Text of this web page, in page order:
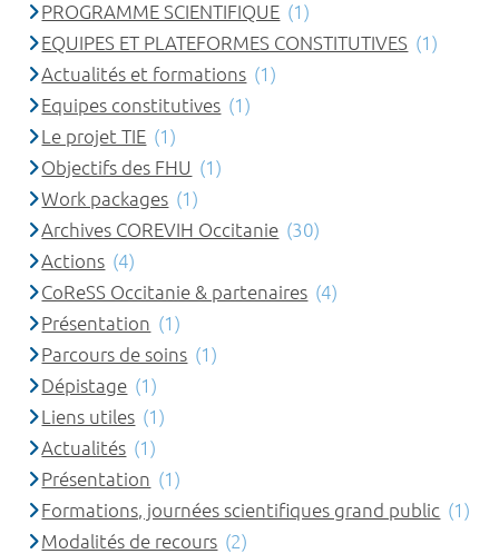
PROGRAMME SCIENTIFIQUE (1)
EQUIPES ET PLATEFORMES CONSTITUTIVES (1)
Actualités et formations (1)
Equipes constitutives (1)
Le projet TIE (1)
Objectifs des FHU (1)
Work packages (1)
Archives COREVIH Occitanie (30)
Actions (4)
CoReSS Occitanie & partenaires (4)
Présentation (1)
Parcours de soins (1)
Dépistage (1)
Liens utiles (1)
Actualités (1)
Présentation (1)
Formations, journées scientifiques grand public (1)
Modalités de recours (2)